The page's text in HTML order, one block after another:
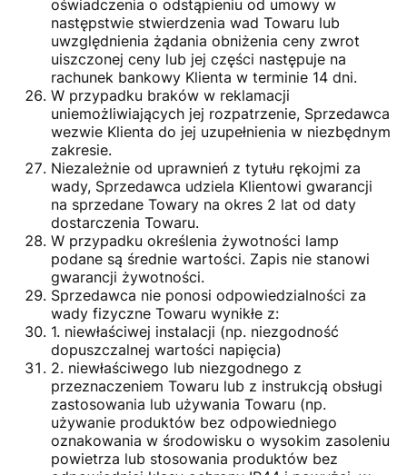
oświadczenia o odstąpieniu od umowy w
następstwie stwierdzenia wad Towaru lub
uwzględnienia żądania obniżenia ceny zwrot
uiszczonej ceny lub jej części następuje na
rachunek bankowy Klienta w terminie 14 dni.
W przypadku braków w reklamacji
uniemożliwiających jej rozpatrzenie, Sprzedawca
wezwie Klienta do jej uzupełnienia w niezbędnym
zakresie.
Niezależnie od uprawnień z tytułu rękojmi za
wady, Sprzedawca udziela Klientowi gwarancji
na sprzedane Towary na okres 2 lat od daty
dostarczenia Towaru.
W przypadku określenia żywotności lamp
podane są średnie wartości. Zapis nie stanowi
gwarancji żywotności.
Sprzedawca nie ponosi odpowiedzialności za
wady fizyczne Towaru wynikłe z:
1. niewłaściwej instalacji (np. niezgodność
dopuszczalnej wartości napięcia)
2. niewłaściwego lub niezgodnego z
przeznaczeniem Towaru lub z instrukcją obsługi
zastosowania lub używania Towaru (np.
używanie produktów bez odpowiedniego
oznakowania w środowisku o wysokim zasoleniu
powietrza lub stosowania produktów bez